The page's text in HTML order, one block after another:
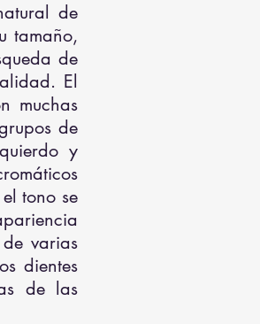
de
tamaño,
de
El
muchas
de
y
tono se
varias
dientes
de las